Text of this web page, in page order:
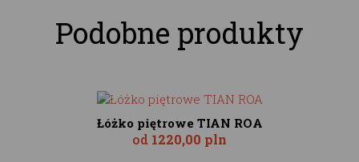
Podobne produkty
Łóżko piętrowe TIAN ROA
od 1220,00 pln